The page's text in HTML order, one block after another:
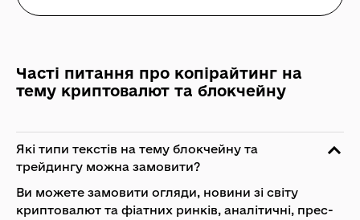
Часті питання про копірайтинг на
тему криптовалют та блокчейну
Які типи текстів на тему блокчейну та
трейдингу можна замовити?
Ви можете замовити огляди, новини зі світу
криптовалют та фіатних ринків, аналітичні, прес-